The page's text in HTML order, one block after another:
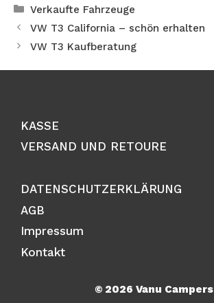
Kategorien
Verkaufte Fahrzeuge
VW T3 California – schön erhalten
VW T3 Kaufberatung
KASSE
VERSAND UND RETOURE
DATENSCHUTZERKLÄRUNG
AGB
Impressum
Kontakt
© 2026 Vanu Campers